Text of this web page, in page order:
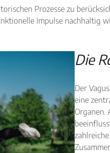
Prozesse zu
Impulse nachhaltig
Die
Der
eine
Organen.